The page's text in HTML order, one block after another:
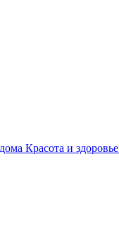
Красота и здоровье